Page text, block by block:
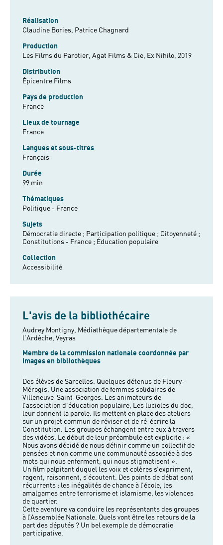
Réalisation
Claudine Bories, Patrice Chagnard
Production
Les Films du Parotier, Agat Films & Cie, Ex Nihilo, 2019
Distribution
Épicentre Films
Pays de production
France
Lieux de tournage
France
Langues et sous-titres
Français
Durée
99 min
Thématiques
Politique - France
Sujets
Démocratie directe ; Participation politique ; Citoyenneté ;
Constitutions - France ; Éducation populaire
Collection
Accessibilité
L'avis de la bibliothécaire
Audrey Montigny, Médiathèque départementale de
l'Ardèche, Veyras
Membre de la commission nationale coordonnée par
Images en bibliothèques
Des élèves de Sarcelles. Quelques détenus de Fleury-
Mérogis. Une association de femmes solidaires de
Villeneuve-Saint-Georges. Les animateurs de
l’association d’éducation populaire, Les lucioles du doc,
leur donnent la parole. Ils mettent en place des ateliers
sur un projet commun de réviser et de ré-écrire la
Constitution. Les groupes échangent entre eux à travers
des vidéos. Le début de leur préambule est explicite : «
Nous avons décidé de nous définir comme un collectif de
pensées et non comme une communauté associée à des
mots qui nous enferment, qui nous stigmatisent ».
Un film palpitant duquel les voix et colères s’expriment,
ragent, raisonnent, s’écoutent. Des points de débat sont
récurrents : les inégalités de chance à l’école, les
amalgames entre terrorisme et islamisme, les violences
de quartier.
Cette aventure va conduire les représentants des groupes
à l’Assemblée Nationale. Quels vont être les retours de la
part des députés ? Un bel exemple de démocratie
participative.